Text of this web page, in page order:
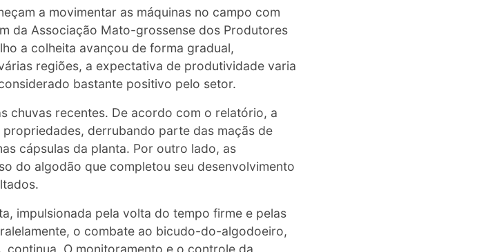
a movimentar as máquinas no campo com
da Associação Mato-grossense dos Produtores
a colheita avançou de forma gradual,
regiões, a expectativa de produtividade varia
bastante positivo pelo setor.
chuvas recentes. De acordo com o relatório, a
derrubando parte das maçãs de
cápsulas da planta. Por outro lado, as
do algodão que completou seu desenvolvimento
impulsionada pela volta do tempo firme e pelas
o combate ao bicudo-do-algodoeiro,
continua. O monitoramento e o controle da